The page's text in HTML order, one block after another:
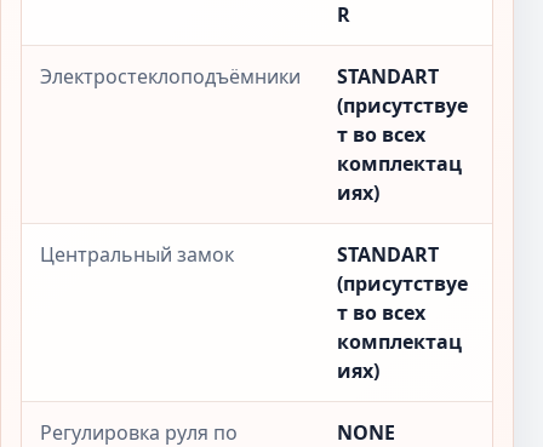
R
Электростеклоподъёмники
STANDART
(присутствуе
т во всех
комплектац
иях)
Центральный замок
STANDART
(присутствуе
т во всех
комплектац
иях)
Регулировка руля по
NONE